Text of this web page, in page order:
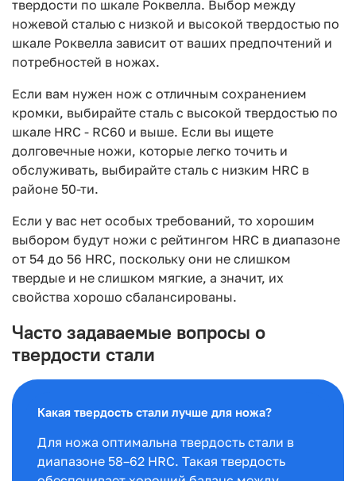
твердости по шкале Роквелла. Выбор между
ножевой сталью с низкой и высокой твердостью по
шкале Роквелла зависит от ваших предпочтений и
потребностей в ножах.
Если вам нужен нож с отличным сохранением
кромки, выбирайте сталь с высокой твердостью по
шкале HRC - RC60 и выше. Если вы ищете
долговечные ножи, которые легко точить и
обслуживать, выбирайте сталь с низким HRC в
районе 50-ти.
Если у вас нет особых требований, то хорошим
выбором будут ножи с рейтингом HRC в диапазоне
от 54 до 56 HRC, поскольку они не слишком
твердые и не слишком мягкие, а значит, их
свойства хорошо сбалансированы.
Часто задаваемые вопросы о
твердости стали
Какая твердость стали лучше для ножа?
Для ножа оптимальна твердость стали в
диапазоне 58–62 HRC. Такая твердость